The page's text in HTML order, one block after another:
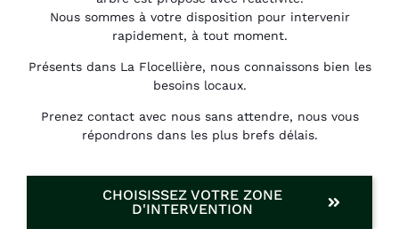
Nous sommes à votre disposition pour intervenir
rapidement, à tout moment.
Présents dans La Flocellière, nous connaissons bien les
besoins locaux.
Prenez contact avec nous sans attendre, nous vous
répondrons dans les plus brefs délais.
CHOISISSEZ VOTRE ZONE
D'INTERVENTION